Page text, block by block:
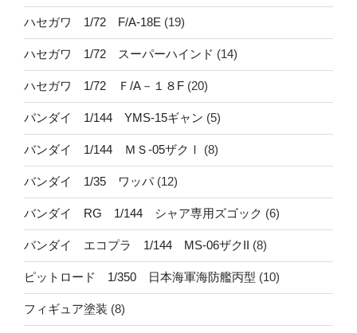
ハセガワ 1/72 F/A-18E (19)
ハセガワ 1/72 スーパーハインド (14)
ハセガワ 1/72 Ｆ/A－１８F (20)
バンダイ 1/144 YMS-15ギャン (5)
バンダイ 1/144 ＭＳ-05ザクⅠ (8)
バンダイ 1/35 ワッパ(12)
バンダイ RG 1/144 シャア専用ズゴック (6)
バンダイ エコプラ 1/144 MS-06ザクII (8)
ピットロード 1/350 日本海軍海防艦丙型 (10)
フィギュア塗装 (8)